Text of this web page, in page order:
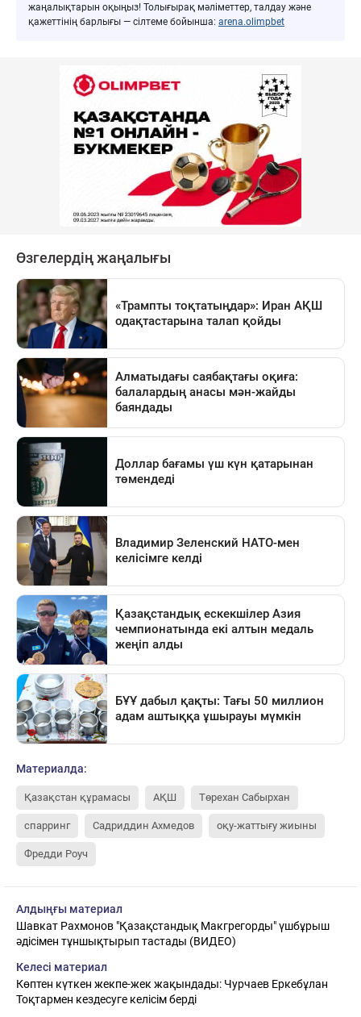
жаңалықтарын оқыңыз! Толығырақ мәліметтер, талдау және
қажеттінің барлығы — сілтеме бойынша: arena.olimpbet
Материалда:
Қазақстан құрамасы АҚШ Төрехан Сабырхан
спарринг Садриддин Ахмедов оқу-жаттығу жиыны
Фредди Роуч
Алдыңғы материал
Шавкат Рахмонов "Қазақстандық Макгрегорды" үшбұрыш
әдісімен тұншықтырып тастады (ВИДЕО)
Келесі материал
Көптен күткен жекпе-жек жақындады: Чурчаев Еркебұлан
Тоқтармен кездесуге келісім берді